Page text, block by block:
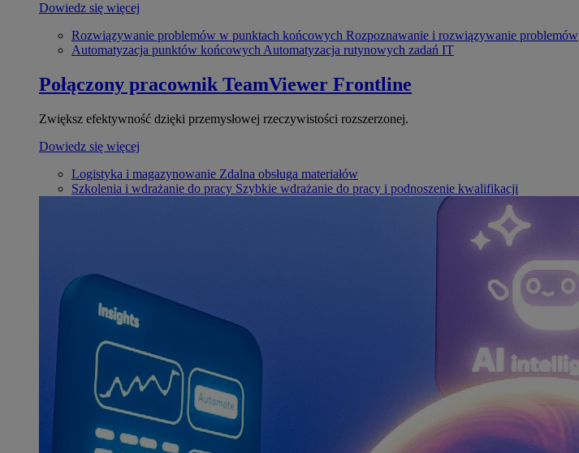
Dowiedz się więcej
Rozwiązywanie problemów w punktach końcowych Rozpoznawanie i rozwiązywanie problemów
Automatyzacja punktów końcowych Automatyzacja rutynowych zadań IT
Połączony pracownik TeamViewer Frontline
Zwiększ efektywność dzięki przemysłowej rzeczywistości rozszerzonej.
Dowiedz się więcej
Logistyka i magazynowanie Zdalna obsługa materiałów
Szkolenia i wdrażanie do pracy Szybkie wdrażanie do pracy i podnoszenie kwalifikacji